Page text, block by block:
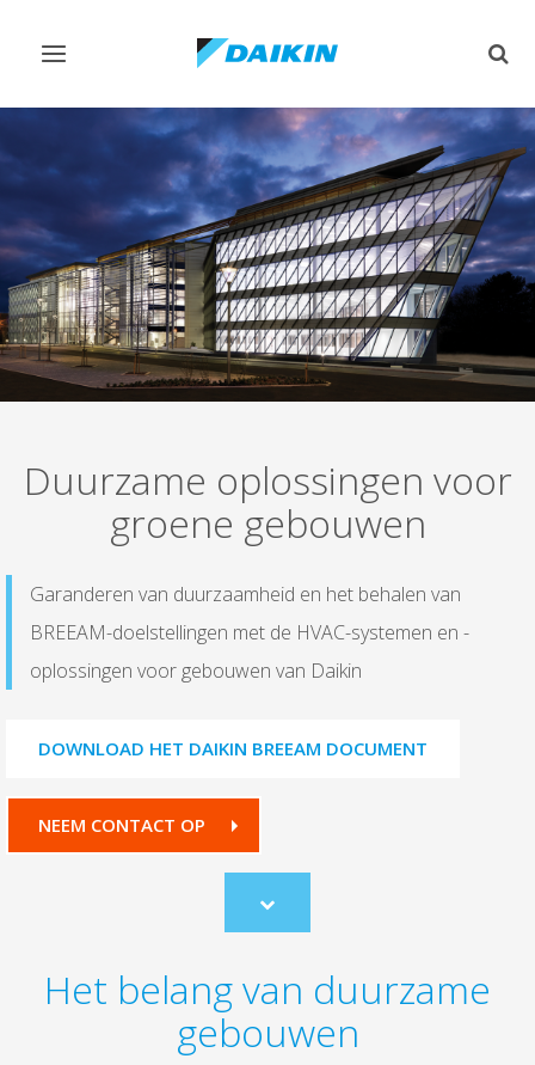
Navigatie
Duurzame oplossingen voor
groene gebouwen
Garanderen van duurzaamheid en het behalen van
BREEAM-doelstellingen met de HVAC-systemen en -
oplossingen voor gebouwen van Daikin
DOWNLOAD HET DAIKIN BREEAM DOCUMENT
NEEM CONTACT OP
Scroll
to
Het belang van duurzame
gebouwen